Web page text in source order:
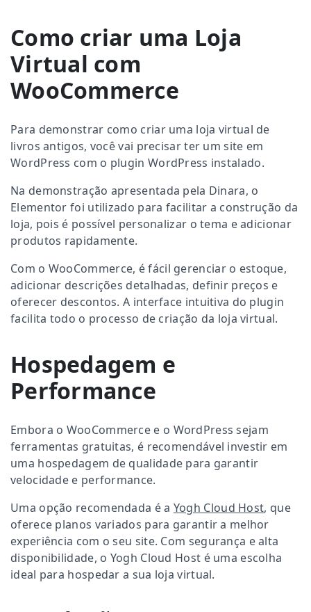
Como criar uma Loja
Virtual com
WooCommerce
Para demonstrar como criar uma loja virtual de
livros antigos, você vai precisar ter um site em
WordPress com o plugin WordPress instalado.
Na demonstração apresentada pela Dinara, o
Elementor foi utilizado para facilitar a construção da
loja, pois é possível personalizar o tema e adicionar
produtos rapidamente.
Com o WooCommerce, é fácil gerenciar o estoque,
adicionar descrições detalhadas, definir preços e
oferecer descontos. A interface intuitiva do plugin
facilita todo o processo de criação da loja virtual.
Hospedagem e
Performance
Embora o WooCommerce e o WordPress sejam
ferramentas gratuitas, é recomendável investir em
uma hospedagem de qualidade para garantir
velocidade e performance.
Uma opção recomendada é a Yogh Cloud Host, que
oferece planos variados para garantir a melhor
experiência com o seu site. Com segurança e alta
disponibilidade, o Yogh Cloud Host é uma escolha
ideal para hospedar a sua loja virtual.